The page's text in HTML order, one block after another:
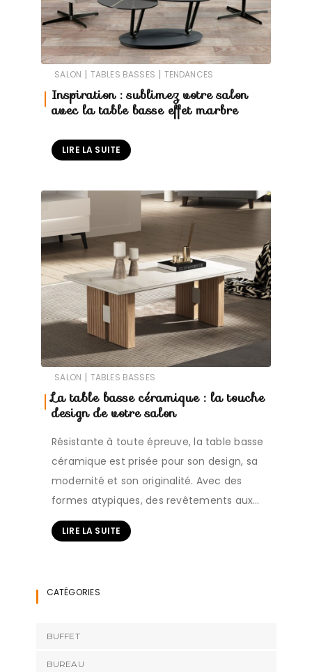
SALON | TABLES BASSES | TENDANCES
Inspiration : sublimez votre salon
avec la table basse effet marbre
LIRE LA SUITE
SALON | TABLES BASSES
La table basse céramique : la touche
design de votre salon
Résistante à toute épreuve, la table basse
céramique est prisée pour son design, sa
modernité et son originalité. Avec des
formes atypiques, des revêtements aux…
LIRE LA SUITE
CATÉGORIES
BUFFET
BUREAU